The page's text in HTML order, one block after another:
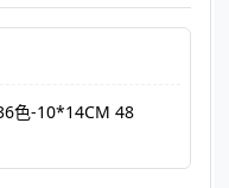
色-10*14CM 48